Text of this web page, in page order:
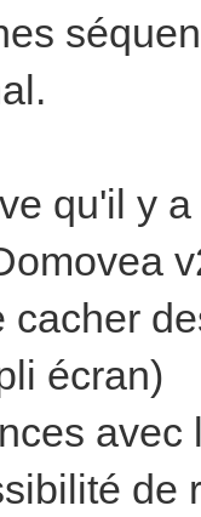
qu'il y
cacher
écran)
de